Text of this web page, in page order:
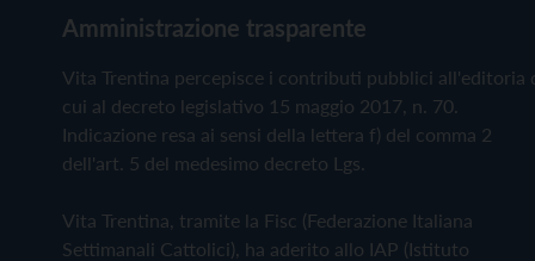
Amministrazione trasparente
Vita Trentina percepisce i contributi pubblici all'editoria
cui al decreto legislativo 15 maggio 2017, n. 70.
Indicazione resa ai sensi della lettera f) del comma 2
dell'art. 5 del medesimo decreto Lgs.
Vita Trentina, tramite la Fisc (Federazione Italiana
Settimanali Cattolici), ha aderito allo IAP (Istituto